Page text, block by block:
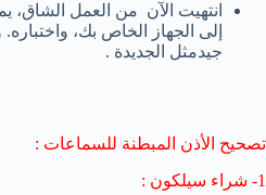
انتهيت الآن من العمل الشاق،
إلى الجهاز الخاص بك، و اختباره.
جيدمثل الجديدة .
تصحيح الأذن المبطنة للسماعات :
1- شراء سيلكون :